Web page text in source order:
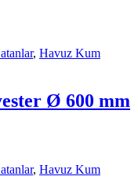
, Havuz Kum
Ø 600 mm
, Havuz Kum